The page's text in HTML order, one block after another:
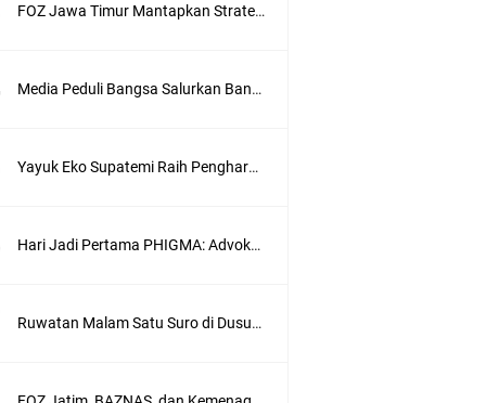
FOZ Jawa Timur Mantapkan Strategi Semester II 2026, Fokus pada Penguatan SDM Amil dan Kolaborasi BerdampakNarasi
Media Peduli Bangsa Salurkan Bantuan Alat Bantu Jalan untuk Lansia
Yayuk Eko Supatemi Raih Penghargaan IGA Jatim, Inovasi Wayang Kulit untuk Anak Berkebutuhan Khusus
Hari Jadi Pertama PHIGMA: Advokat dan LBH Perkuat Soliditas di Jakarta
Ruwatan Malam Satu Suro di Dusun Kedungsekar Lor, Tradisi Luhur yang Terus Istiqomah